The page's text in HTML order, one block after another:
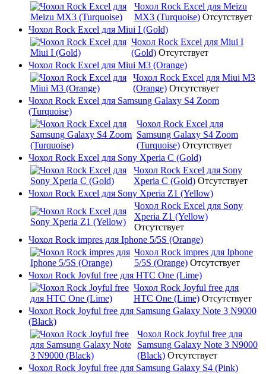
Чохол Rock Excel для Meizu
MX3 (Turquoise) Отсутствует
Чохол Rock Excel для Miui I (Gold)
Чохол Rock Excel для Miui I
(Gold) Отсутствует
Чохол Rock Excel для Miui M3 (Orange)
Чохол Rock Excel для Miui M3
(Orange) Отсутствует
Чохол Rock Excel для Samsung Galaxy S4 Zoom
(Turquoise)
Чохол Rock Excel для
Samsung Galaxy S4 Zoom
(Turquoise) Отсутствует
Чохол Rock Excel для Sony Xperia C (Gold)
Чохол Rock Excel для Sony
Xperia C (Gold) Отсутствует
Чохол Rock Excel для Sony Xperia Z1 (Yellow)
Чохол Rock Excel для Sony
Xperia Z1 (Yellow)
Отсутствует
Чохол Rock impres для Iphone 5/5S (Orange)
Чохол Rock impres для Iphone
5/5S (Orange) Отсутствует
Чохол Rock Joyful free для HTC One (Lime)
Чохол Rock Joyful free для
HTC One (Lime) Отсутствует
Чохол Rock Joyful free для Samsung Galaxy Note 3 N9000
(Black)
Чохол Rock Joyful free для
Samsung Galaxy Note 3 N9000
(Black) Отсутствует
Чохол Rock Joyful free для Samsung Galaxy S4 (Pink)